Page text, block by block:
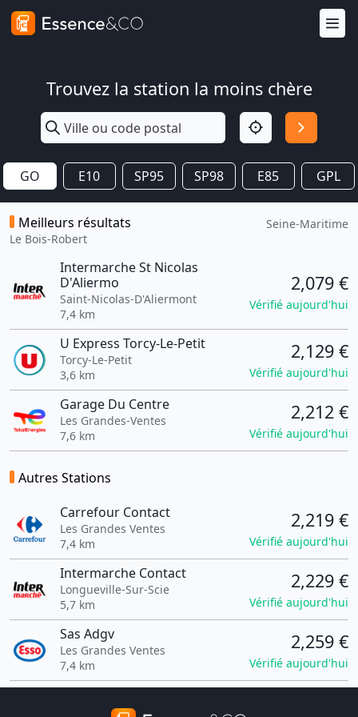
Trouvez la station la moins chère
GO E10 SP95 SP98 E85 GPL
Meilleurs résultats
Le Bois-Robert
Seine-Maritime
Intermarche St Nicolas
D'Aliermo
Saint-Nicolas-D'Aliermont
7,4 km
2,079 €
Vérifié aujourd'hui
U Express Torcy-Le-Petit
Torcy-Le-Petit
3,6 km
2,129 €
Vérifié aujourd'hui
Garage Du Centre
Les Grandes-Ventes
7,6 km
2,212 €
Vérifié aujourd'hui
Autres Stations
Carrefour Contact
Les Grandes Ventes
7,4 km
2,219 €
Vérifié aujourd'hui
Intermarche Contact
Longueville-Sur-Scie
5,7 km
2,229 €
Vérifié aujourd'hui
Sas Adgv
Les Grandes Ventes
7,4 km
2,259 €
Vérifié aujourd'hui